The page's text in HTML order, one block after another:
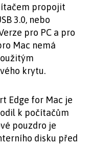
propojit
3.0, nebo
pro PC a pro
Mac nemá
krytu.
Edge for Mac je
k počítačům
pouzdro je
disku před